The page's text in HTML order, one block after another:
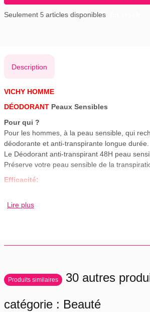
Seulement 5 articles disponibles
Description
VICHY HOMME
DÉODORANT Peaux Sensibles
Pour qui ?
Pour les hommes, à la peau sensible, qui
déodorante et anti-transpirante longue durée.
Le Déodorant anti-transpirant 48H peau
Préserve votre peau sensible de la
Efficacité:
la transpiration et apaise votre peau des
Efficacité déodorante et anti-transpirant
peau sensible pour une tolérance optimale.
Plaisir:
Lire plus
Produits similaires
30 autres
catégorie : Beauté